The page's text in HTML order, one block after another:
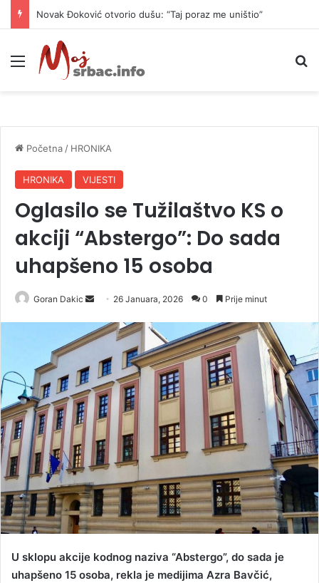
Novak Đoković otvorio dušu: “Taj poraz me uništio”
Meni
Početna / HRONIKA
HRONIKA VIJESTI
Oglasilo se Tužilaštvo KS o
akciji “Abstergo”: Do sada
uhapšeno 15 osoba
Goran Dakic
n
a
n
e
m
a
l
26 Januara, 2026 0 Prije minut
U sklopu akcije kodnog naziva “Abstergo”, do sada je
uhapšeno 15 osoba, rekla je medijima Azra Bavčić,